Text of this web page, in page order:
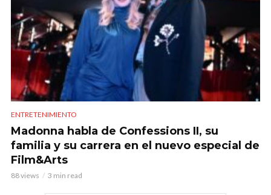
ENTRETENIMIENTO
Madonna habla de Confessions II, su
familia y su carrera en el nuevo especial de
Film&Arts
88 views 3 min read